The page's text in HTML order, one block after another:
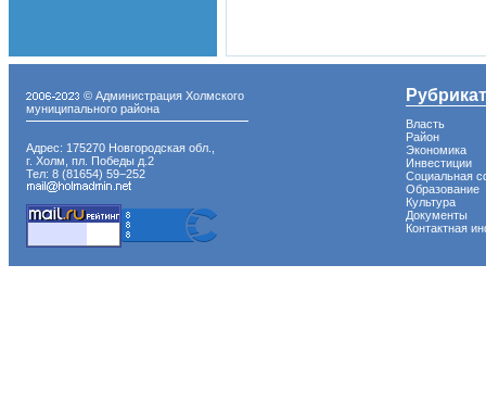
© Администрация Холмского
муниципального района
Адрес: 175270 Новгородская обл.,
г. Холм, пл. Победы д.2
Тел: 8 (81654) 59−252
Власть
Район
Экономика
Инвестиции
Социальная
Образование
Культура
Документы
Контактная